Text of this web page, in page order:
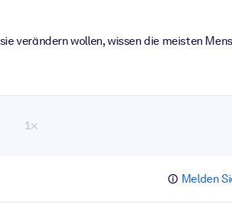
verändern wollen, wissen die meisten
1×
Melden